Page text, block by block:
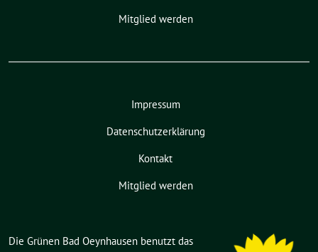
Mitglied werden
Impressum
Datenschutzerklärung
Kontakt
Mitglied werden
Die Grünen Bad Oeynhausen benutzt das